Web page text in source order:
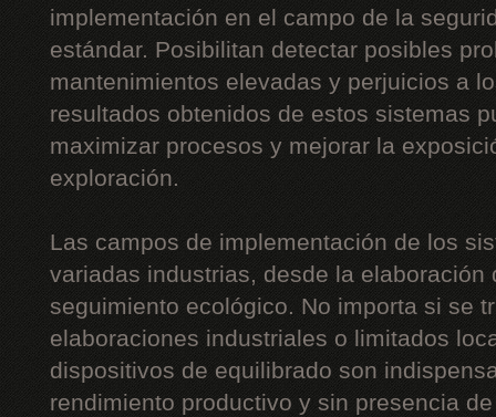
implementación en el campo de la
estándar. Posibilitan detectar posibles
mantenimientos elevadas y perjuicios a
resultados obtenidos de estos sistemas
maximizar procesos y mejorar la
exploración.
Las campos de implementación de los
variadas industrias, desde la elaboración
seguimiento ecológico. No importa si se
elaboraciones industriales o limitados
dispositivos de equilibrado son
rendimiento productivo y sin presencia